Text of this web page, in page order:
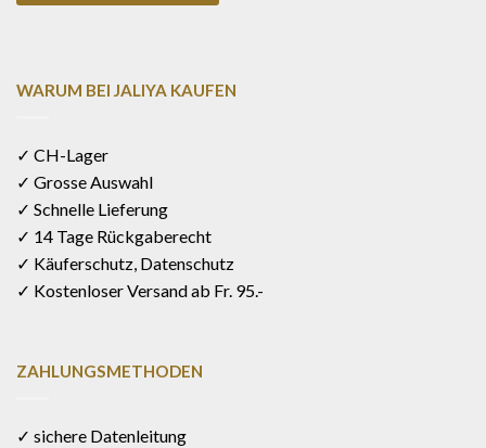
WARUM BEI JALIYA KAUFEN
✓ CH-Lager
✓ Grosse Auswahl
✓ Schnelle Lieferung
✓ 14 Tage Rückgaberecht
✓ Käuferschutz, Datenschutz
✓ Kostenloser Versand ab Fr. 95.-
ZAHLUNGSMETHODEN
✓ sichere Datenleitung